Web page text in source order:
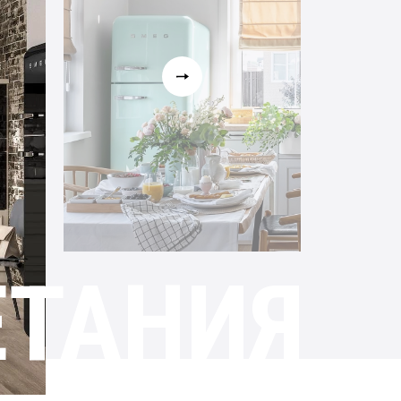
загородном доме
Атмосфера уюта и тепла на кухне с
техникой от мировых производителей
В ПРОЕКТ
ПОСМОТРЕТЬ ВСЕ